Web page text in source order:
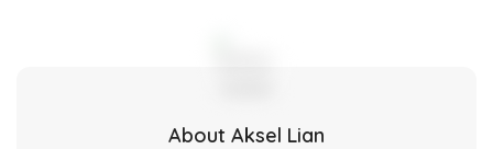
About Aksel Lian